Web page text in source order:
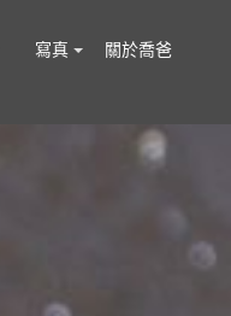
寫真 關於喬爸